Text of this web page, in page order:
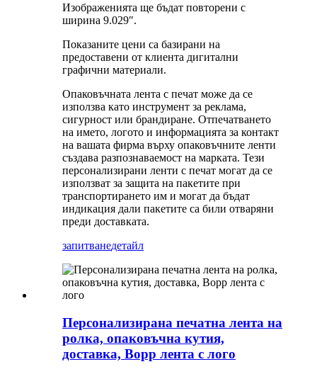
Изображенията ще бъдат повторени с
ширина 9.029″.
Показаните цени са базирани на
предоставени от клиента дигитални
графични материали.
Опаковъчната лента с печат може да се
използва като инструмент за реклама,
сигурност или брандиране. Отпечатването
на името, логото и информацията за контакт
на вашата фирма върху опаковъчните ленти
създава разпознаваемост на марката. Тези
персонализирани ленти с печат могат да се
използват за защита на пакетите при
транспортирането им и могат да бъдат
индикация дали пакетите са били отваряни
преди доставката.
запитванедетайл
Персонализирана печатна лента на
ролка, опаковъчна кутия,
доставка, Bopp лента с лого